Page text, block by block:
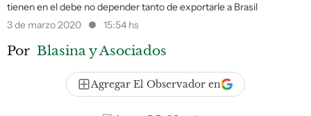
tienen en el debe no depender tanto de exportarle a Brasil
3 de marzo 2020
15:54 hs
Por Blasina y Asociados
Agregar El Observador en